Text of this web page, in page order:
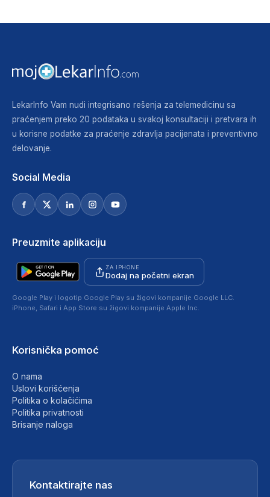
LekarInfo Vam nudi integrisano rešenja za telemedicinu sa
praćenjem preko 20 podataka u svakoj konsultaciji i pretvara ih
u korisne podatke za praćenje zdravlja pacijenata i preventivno
delovanje.
Social Media
Preuzmite aplikaciju
ZA IPHONE
Dodaj na početni ekran
Google Play i logotip Google Play su žigovi kompanije Google LLC.
iPhone, Safari i App Store su žigovi kompanije Apple Inc.
Korisnička pomoć
O nama
Uslovi korišćenja
Politika o kolačićima
Politika privatnosti
Brisanje naloga
Kontaktirajte nas